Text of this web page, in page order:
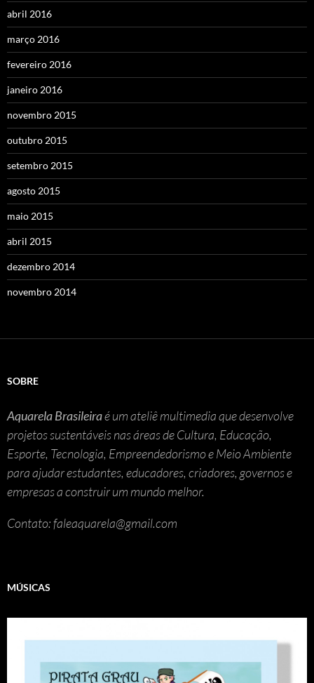
abril 2016
março 2016
fevereiro 2016
janeiro 2016
novembro 2015
outubro 2015
setembro 2015
agosto 2015
maio 2015
abril 2015
dezembro 2014
novembro 2014
SOBRE
Aquarela Brasileiraé um ateliê multimedia que desenvolve
projetos sustentáveis nas áreas de Cultura, Educação,
Esporte, Tecnologia, Empreendedorismo e Meio Ambiente
para ajudar estudantes, educadores, criadores, governos e
empresas a construir um mundo melhor.
Contato: faleaquarela@gmail.com
MÚSICAS